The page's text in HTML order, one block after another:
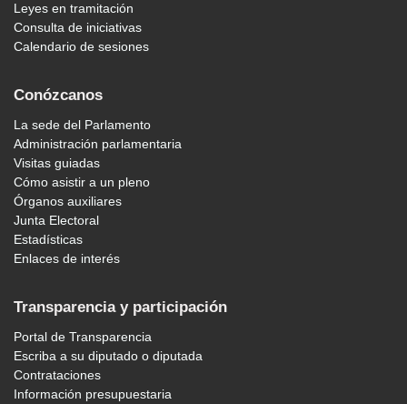
Leyes en tramitación
Consulta de iniciativas
Calendario de sesiones
Conózcanos
La sede del Parlamento
Administración parlamentaria
Visitas guiadas
Cómo asistir a un pleno
Órganos auxiliares
Junta Electoral
Estadísticas
Enlaces de interés
Transparencia y participación
Portal de Transparencia
Escriba a su diputado o diputada
Contrataciones
Información presupuestaria